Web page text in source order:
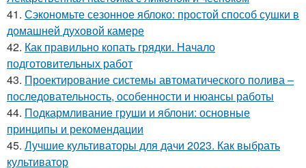
41. Сэкономьте сезонное яблоко: простой способ сушки в
домашней духовой камере
42. Как правильно копать грядки. Начало
подготовительных работ
43. Проектирование системы автоматического полива –
последовательность, особенности и нюансы работы
44. Подкармливание груши и яблони: основные
принципы и рекомендации
45. Лучшие культиваторы для дачи 2023. Как выбрать
культиватор